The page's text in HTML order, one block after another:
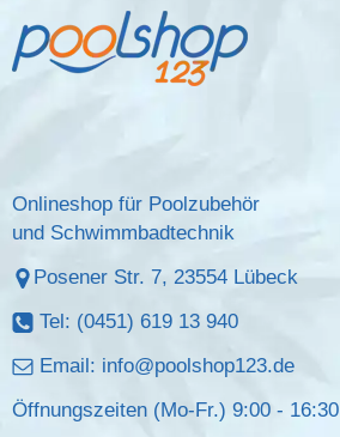
Onlineshop für Poolzubehör
und Schwimmbadtechnik
Posener Str. 7, 23554 Lübeck
Tel: (0451) 619 13 940
Email: info@poolshop123.de
Öffnungszeiten (Mo-Fr.) 9:00 - 16:30